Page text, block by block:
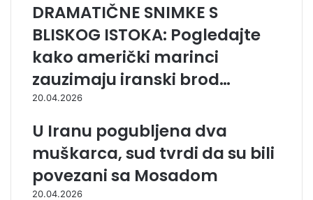
DRAMATIČNE SNIMKE S
BLISKOG ISTOKA: Pogledajte
kako američki marinci
zauzimaju iranski brod…
20.04.2026
U Iranu pogubljena dva
muškarca, sud tvrdi da su bili
povezani sa Mosadom
20.04.2026